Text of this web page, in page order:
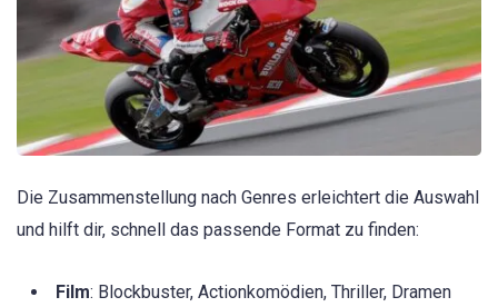
Die Zusammenstellung nach Genres erleichtert die Auswahl
und hilft dir, schnell das passende Format zu finden:
Film: Blockbuster, Actionkomödien, Thriller, Dramen